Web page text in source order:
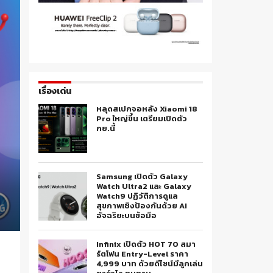
เรื่องเด่น
หลุดสเปกจอหลัง Xiaomi 18
Pro ใหญ่ขึ้น เตรียมเปิดตัว
กย.นี้
Samsung เปิดตัว Galaxy
Watch Ultra2 และ Galaxy
Watch9 ปฏิวัติการดูแล
สุขภาพเชิงป้องกันด้วย AI
อัจฉริยะบนข้อมือ
Infinix เปิดตัว HOT 70 สมา
ร์ตโฟน Entry-Level ราคา
4,999 บาท ด้วยดีไซน์มีลูกเล่น